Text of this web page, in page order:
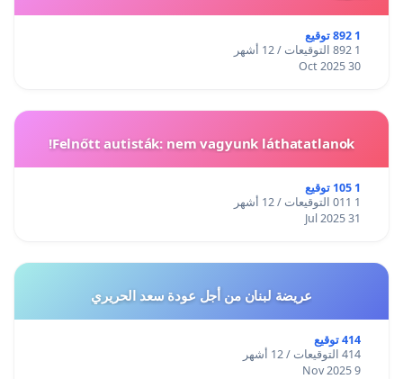
1 892 توقيع
1 892 التوقيعات / 12 أشهر
30 Oct 2025
Felnőtt autisták: nem vagyunk láthatatlanok!
1 105 توقيع
1 011 التوقيعات / 12 أشهر
31 Jul 2025
عريضة لبنان من أجل عودة سعد الحريري
414 توقيع
414 التوقيعات / 12 أشهر
9 Nov 2025